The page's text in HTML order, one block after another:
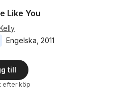
Like You
Engelska 2011
till
efter köp